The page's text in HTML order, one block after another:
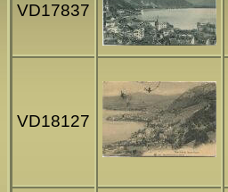
VD17837
VD18127